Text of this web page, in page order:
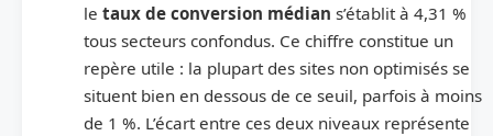
le taux de conversion médian s’établit à 4,31 %
tous secteurs confondus. Ce chiffre constitue un
repère utile : la plupart des sites non optimisés se
situent bien en dessous de ce seuil, parfois à moins
de 1 %. L’écart entre ces deux niveaux représente